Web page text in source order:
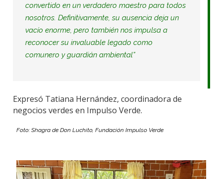
convertido en un verdadero maestro para todos
nosotros. Definitivamente, su ausencia deja un
vacío enorme, pero también nos impulsa a
reconocer su invaluable legado como
comunero y guardián ambiental”
Expresó Tatiana Hernández, coordinadora de
negocios verdes en Impulso Verde.
Foto: Shagrade Don Luchito, Fundación Impulso Verde